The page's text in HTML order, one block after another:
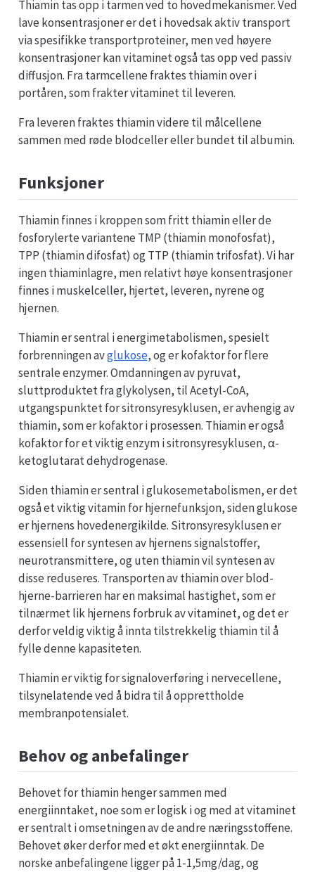
Thiamin tas opp i tarmen ved to hovedmekanismer. Ved
lave konsentrasjoner er det i hovedsak aktiv transport
via spesifikke transportproteiner, men ved høyere
konsentrasjoner kan vitaminet også tas opp ved passiv
diffusjon. Fra tarmcellene fraktes thiamin over i
portåren, som frakter vitaminet til leveren.
Fra leveren fraktes thiamin videre til målcellene
sammen med røde blodceller eller bundet til albumin.
Funksjoner
Thiamin finnes i kroppen som fritt thiamin eller de
fosforylerte variantene TMP (thiamin monofosfat),
TPP (thiamin difosfat) og TTP (thiamin trifosfat). Vi har
ingen thiaminlagre, men relativt høye konsentrasjoner
finnes i muskelceller, hjertet, leveren, nyrene og
hjernen.
Thiamin er sentral i energimetabolismen, spesielt
forbrenningen avglukose, og er kofaktor for flere
sentrale enzymer. Omdanningen av pyruvat,
sluttproduktet fra glykolysen, til Acetyl-CoA,
utgangspunktet for sitronsyresyklusen, er avhengig av
thiamin, som er kofaktor i prosessen. Thiamin er også
kofaktor for et viktig enzym i sitronsyresyklusen, α-
ketoglutarat dehydrogenase.
Siden thiamin er sentral i glukosemetabolismen, er det
også et viktig vitamin for hjernefunksjon, siden glukose
er hjernens hovedenergikilde. Sitronsyresyklusen er
essensiell for syntesen av hjernens signalstoffer,
neurotransmittere, og uten thiamin vil syntesen av
disse reduseres. Transporten av thiamin over blod-
hjerne-barrieren har en maksimal hastighet, som er
tilnærmet lik hjernens forbruk av vitaminet, og det er
derfor veldig viktig å innta tilstrekkelig thiamin til å
fylle denne kapasiteten.
Thiamin er viktig for signaloverføring i nervecellene,
tilsynelatende ved å bidra til å opprettholde
membranpotensialet.
Behov og anbefalinger
Behovet for thiamin henger sammen med
energiinntaket, noe som er logisk i og med at vitaminet
er sentralt i omsetningen av de andre næringsstoffene.
Behovet øker derfor med et økt energiinntak. De
norske anbefalingene ligger på 1-1,5mg/dag, og